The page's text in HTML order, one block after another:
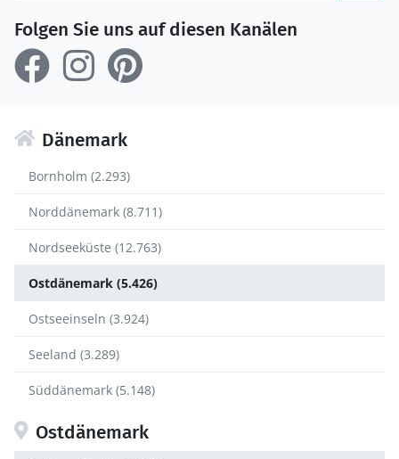
Folgen Sie uns auf diesen Kanälen
Dänemark
Bornholm (2.293)
Norddänemark (8.711)
Nordseeküste (12.763)
Ostdänemark (5.426)
Ostseeinseln (3.924)
Seeland (3.289)
Süddänemark (5.148)
Ostdänemark